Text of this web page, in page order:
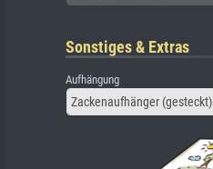
Sonstiges & Extras
Aufhängung
Zackenaufhänger (gesteckt)